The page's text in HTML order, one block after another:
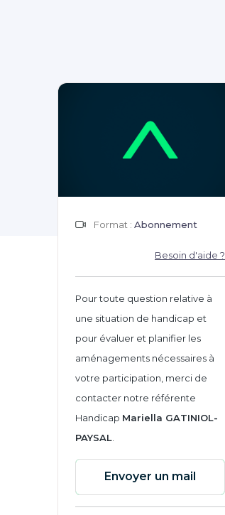
Format : Abonnement
Besoin d'aide ?
Pour toute question relative à
une situation de handicap et
pour évaluer et planifier les
aménagements nécessaires à
votre participation, merci de
contacter notre référente
Handicap Mariella GATINIOL-
PAYSAL
Envoyer un mail